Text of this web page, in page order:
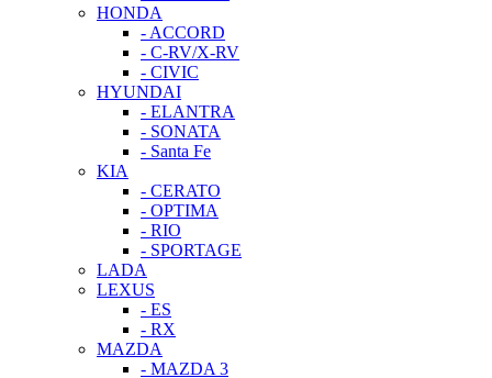
HONDA
- ACCORD
- C-RV/X-RV
- CIVIC
HYUNDAI
- ELANTRA
- SONATA
- Santa Fe
KIA
- CERATO
- OPTIMA
- RIO
- SPORTAGE
LADA
LEXUS
- ES
- RX
MAZDA
- MAZDA 3